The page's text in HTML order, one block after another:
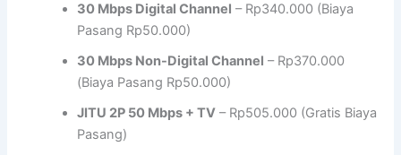
30 Mbps Digital Channel – Rp340.000 (Biaya
Pasang Rp50.000)
30 Mbps Non-Digital Channel – Rp370.000
(Biaya Pasang Rp50.000)
JITU 2P 50 Mbps + TV – Rp505.000 (Gratis Biaya
Pasang)